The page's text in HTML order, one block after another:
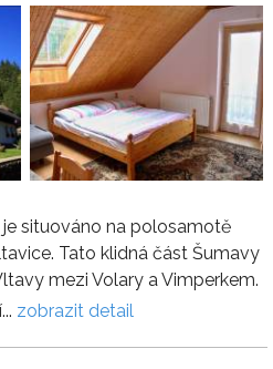
situováno na polosamotě
Tato klidná část Šumavy
mezi Volary a Vimperkem.
zobrazit detail